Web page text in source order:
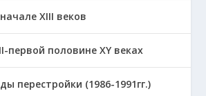
XIII веков
первой половине ХҮ веках
перестройки (1986-1991гг.)